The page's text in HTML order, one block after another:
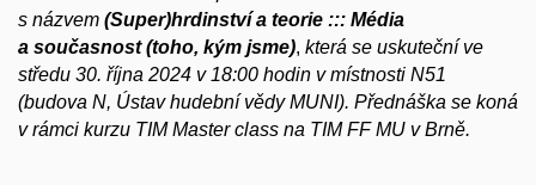
s názvem (Super)hrdinství a teorie ::: Média
a současnost (toho, kým jsme), která se uskuteční ve
středu 30. října 2024 v 18:00 hodin v místnosti N51
(budova N, Ústav hudební vědy MUNI). Přednáška se koná
v rámci kurzu TIM Master class na TIM FF MU v Brně.